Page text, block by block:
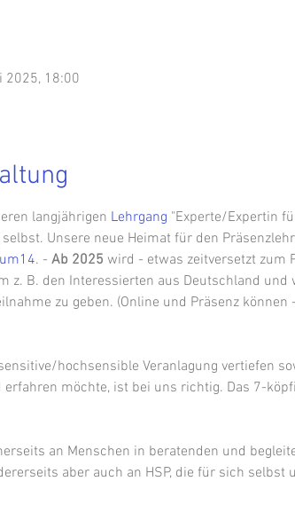
2025, 18:00
langjährigen Lehrgang "Experte/Expertin
Unsere neue Heimat für den
. - Ab 2025 wird - etwas zeitversetzt zum
z. B. den Interessierten aus Deutschland
zu geben. (Online und Präsenz
hochsensible Veranlagung vertiefen
möchte, ist bei uns richtig. Das 7-
an Menschen in beratenden und
aber auch an HSP, die für sich